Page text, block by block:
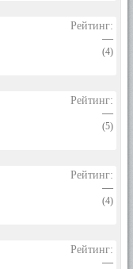
Рейтинг:
—
(4)
Рейтинг:
—
(5)
Рейтинг:
—
(4)
Рейтинг:
—